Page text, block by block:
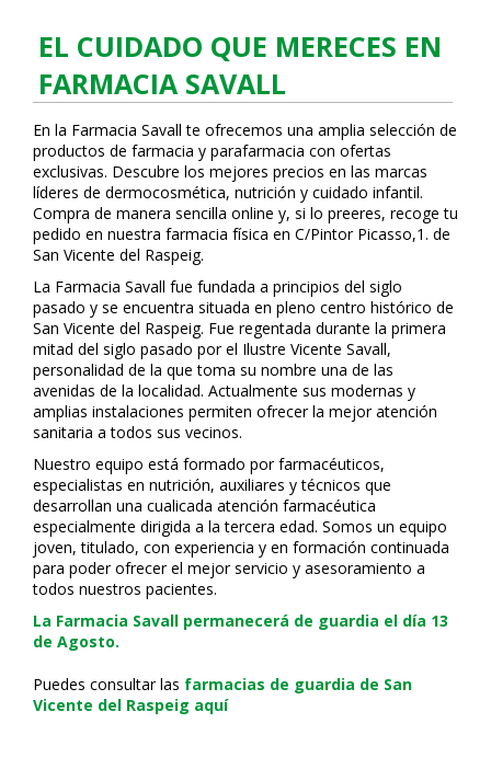
EL CUIDADO QUE MERECES EN
FARMACIA SAVALL
En la Farmacia Savall te ofrecemos una amplia selección de
productos de farmacia y parafarmacia con ofertas
exclusivas. Descubre los mejores precios en las marcas
líderes de dermocosmética, nutrición y cuidado infantil.
Compra de manera sencilla online y, si lo prefieres, recoge tu
pedido en nuestra farmacia física en C/Pintor Picasso,1. de
San Vicente del Raspeig.
La Farmacia Savall fue fundada a principios del siglo
pasado y se encuentra situada en pleno centro histórico de
San Vicente del Raspeig. Fue regentada durante la primera
mitad del siglo pasado por el Ilustre Vicente Savall,
personalidad de la que toma su nombre una de las
avenidas de la localidad. Actualmente sus modernas y
amplias instalaciones permiten ofrecer la mejor atención
sanitaria a todos sus vecinos.
Nuestro equipo está formado por farmacéuticos,
especialistas en nutrición, auxiliares y técnicos que
desarrollan una cualificada atención farmacéutica
especialmente dirigida a la tercera edad. Somos un equipo
joven, titulado, con experiencia y en formación continuada
para poder ofrecer el mejor servicio y asesoramiento a
todos nuestros pacientes.
La Farmacia Savall permanecerá de guardia el día 13
de Agosto.
Puedes consultar las farmacias de guardia de San
Vicente del Raspeig aquí